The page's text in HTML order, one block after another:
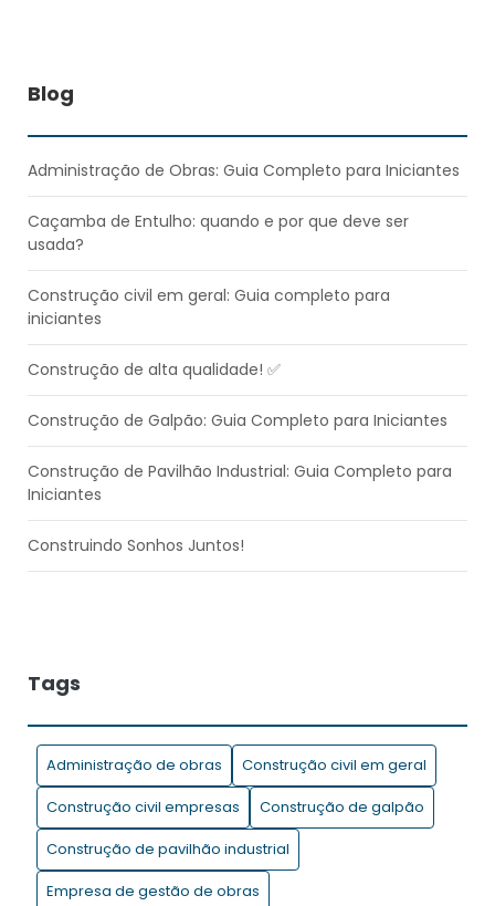
Blog
Administração de Obras: Guia Completo para Iniciantes
Caçamba de Entulho: quando e por que deve ser
usada?
Construção civil em geral: Guia completo para
iniciantes
Construção de alta qualidade! ✅​
Construção de Galpão: Guia Completo para Iniciantes
Construção de Pavilhão Industrial: Guia Completo para
Iniciantes
Construindo Sonhos Juntos!
realização de uma obra !
Drones na construção civil: entenda a tecnologia e suas
aplicações
Motivos para contratar uma construtora!
O uso da Metodologia BIM na gestão de projetos de
construção
Tags
Administração de obras
Construção civil em geral
Construção civil empresas
Construção de galpão
Construção de pavilhão industrial
Empresa de gestão de obras